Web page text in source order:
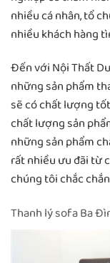
nhiều cá nhân, tổ
nhiều khách hàng
Đến với Nội Thất
những sản phẩm
sẽ có chất lượng
chất lượng sản
những sản phẩm
rất nhiều ưu đãi từ
chúng tôi chắc
Thanh lý sofa Ba